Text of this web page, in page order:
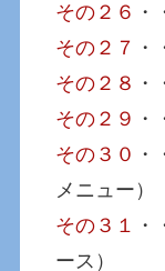
その２６
その２７
その２８
その２９
その３０
メニュー）
その３１
ース）